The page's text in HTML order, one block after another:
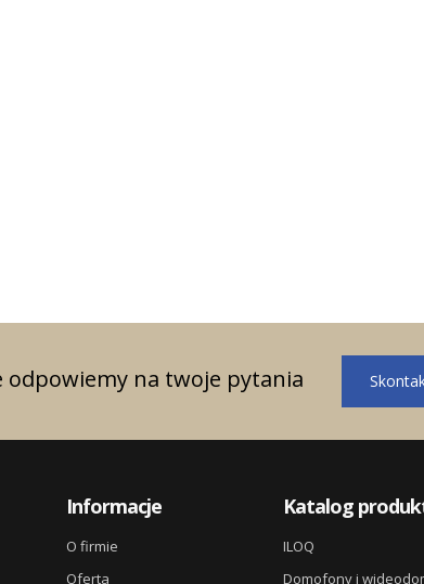
odpowiemy na twoje pytania
Informacje
O firmie
Oferta
Katalog
ILOQ
Domofony i